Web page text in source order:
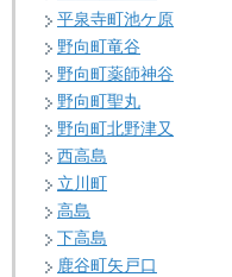
平泉寺町池ケ原
野向町竜谷
野向町薬師神谷
野向町聖丸
野向町北野津又
西高島
立川町
高島
下高島
鹿谷町矢戸口